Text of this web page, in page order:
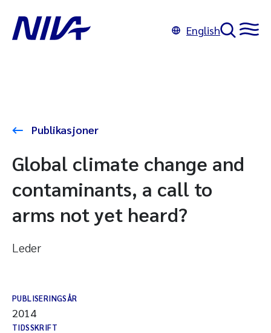
English
Publikasjoner
Global climate change and
contaminants, a call to
arms not yet heard?
Leder
PUBLISERINGSÅR
2014
TIDSSKRIFT